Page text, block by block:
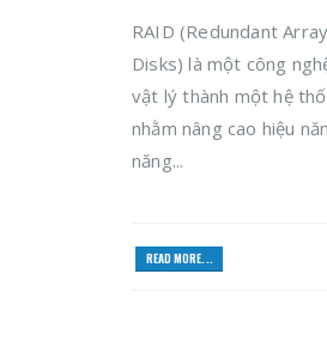
RAID (Redundant
Disks) là một công
vật lý thành một hệ
nhằm nâng cao hiệu
năng...
READ MORE...